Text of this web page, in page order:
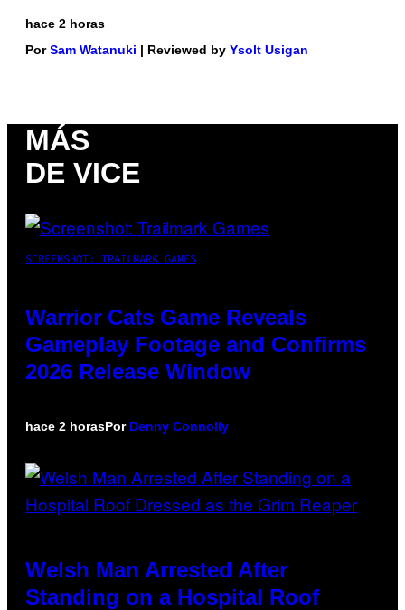
hace 2 horas
PorSam Watanuki | Reviewed by Ysolt Usigan
MÁS
DE VICE
SCREENSHOT: TRAILMARK GAMES
Warrior Cats Game Reveals
Gameplay Footage and Confirms
2026 Release Window
hace 2 horasPor Denny Connolly
Welsh Man Arrested After
Standing on a Hospital Roof